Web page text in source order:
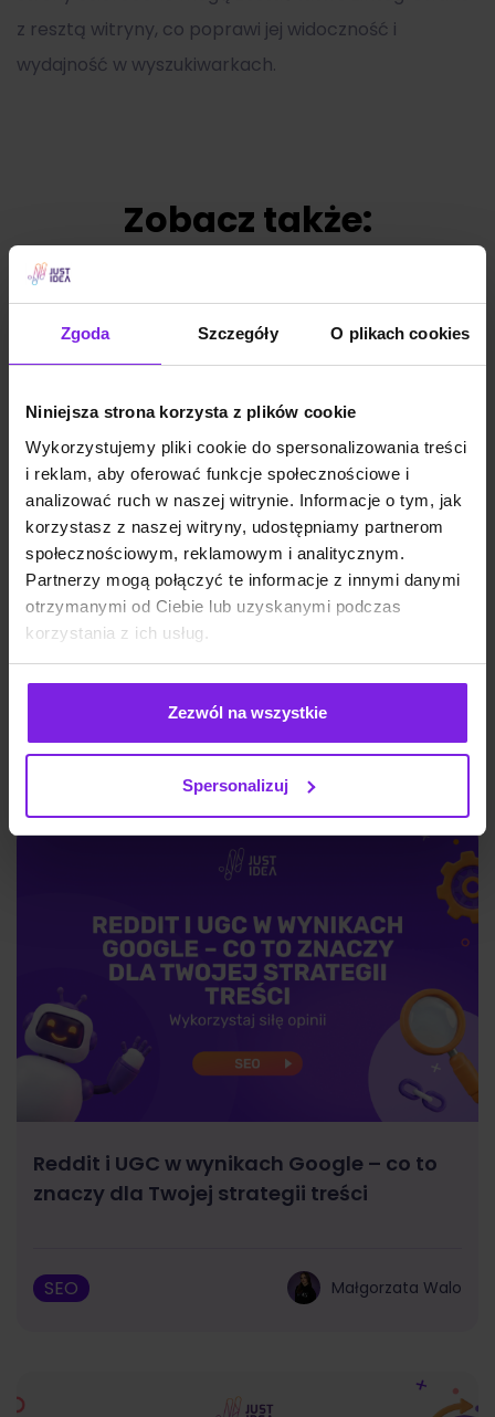
Zgoda Szczegóły O plikach cookies
Niniejsza strona korzysta z plików cookie
Wykorzystujemy pliki cookie do spersonalizowania treści
i reklam, aby oferować funkcje społecznościowe i
analizować ruch w naszej witrynie. Informacje o tym, jak
korzystasz z naszej witryny, udostępniamy partnerom
społecznościowym, reklamowym i analitycznym.
Partnerzy mogą połączyć te informacje z innymi danymi
otrzymanymi od Ciebie lub uzyskanymi podczas
korzystania z ich usług.
Zezwól na wszystkie
Spersonalizuj
z resztą witryny, co poprawi jej widoczność i
wydajność w wyszukiwarkach.
Zobacz także:
Sezonowość w e-commerce – jak
planować SEO z wyprzedzeniem?
SEO Małgorzata Walo
Reddit i UGC w wynikach Google – co to
znaczy dla Twojej strategii treści
SEO Małgorzata Walo